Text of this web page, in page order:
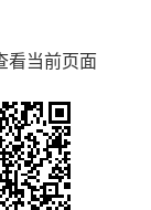
看当前页面